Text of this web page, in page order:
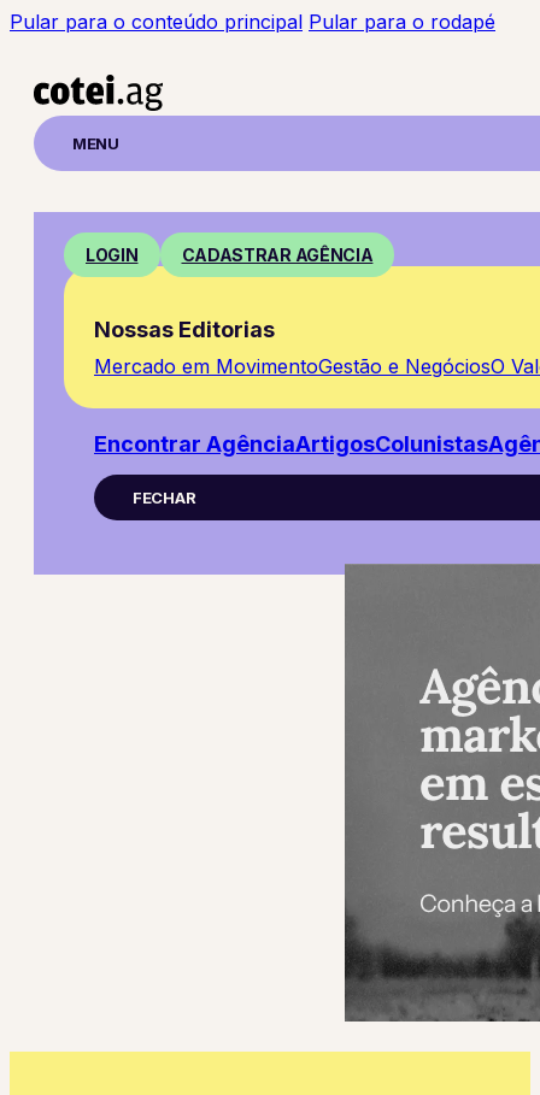
Pular para o conteúdo principal Pular para o rodapé
MENU
LOGIN CADASTRAR AGÊNCIA
Nossas Editorias
Mercado em MovimentoGestão e NegóciosO
Encontrar AgênciaArtigosColunistas
FECHAR